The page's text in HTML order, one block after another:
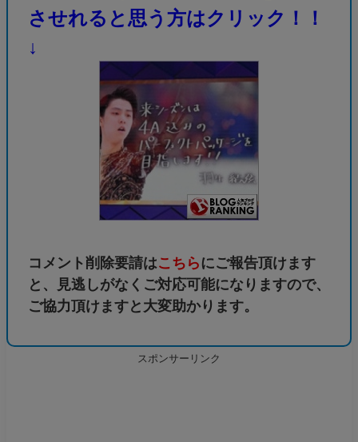
させれると思う方はクリック！！
↓
コメント削除要請はこちら にご報告頂けます
と、見逃しがなくご対応可能になりますので、
ご協力頂けますと大変助かります。
スポンサーリンク